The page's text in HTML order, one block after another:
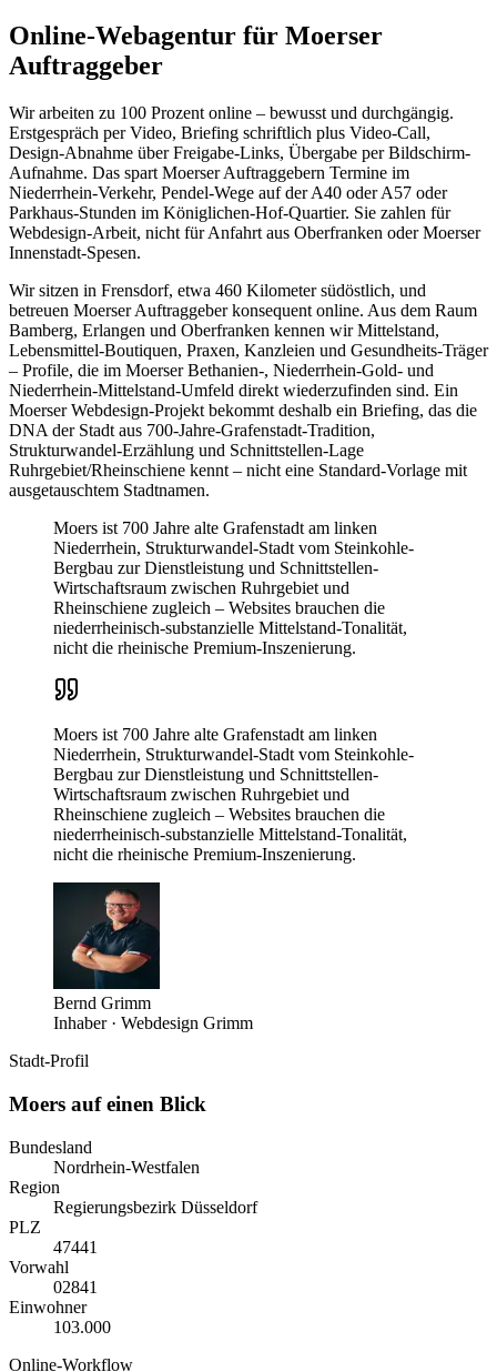
Online-Webagentur für Moerser
Auftraggeber
Wir arbeiten zu 100 Prozent online – bewusst und durchgängig.
Erstgespräch per Video, Briefing schriftlich plus Video-Call,
Design-Abnahme über Freigabe-Links, Übergabe per Bildschirm-
Aufnahme. Das spart Moerser Auftraggebern Termine im
Niederrhein-Verkehr, Pendel-Wege auf der A40 oder A57 oder
Parkhaus-Stunden im Königlichen-Hof-Quartier. Sie zahlen für
Webdesign-Arbeit, nicht für Anfahrt aus Oberfranken oder Moerser
Innenstadt-Spesen.
Wir sitzen in Frensdorf, etwa 460 Kilometer südöstlich, und
betreuen Moerser Auftraggeber konsequent online. Aus dem Raum
Bamberg, Erlangen und Oberfranken kennen wir Mittelstand,
Lebensmittel-Boutiquen, Praxen, Kanzleien und Gesundheits-Träger
– Profile, die im Moerser Bethanien-, Niederrhein-Gold- und
Niederrhein-Mittelstand-Umfeld direkt wiederzufinden sind. Ein
Moerser Webdesign-Projekt bekommt deshalb ein Briefing, das die
DNA der Stadt aus 700-Jahre-Grafenstadt-Tradition,
Strukturwandel-Erzählung und Schnittstellen-Lage
Ruhrgebiet/Rheinschiene kennt – nicht eine Standard-Vorlage mit
ausgetauschtem Stadtnamen.
Moers ist 700 Jahre alte Grafenstadt am linken
Niederrhein, Strukturwandel-Stadt vom Steinkohle-
Bergbau zur Dienstleistung und Schnittstellen-
Wirtschaftsraum zwischen Ruhrgebiet und
Rheinschiene zugleich – Websites brauchen die
niederrheinisch-substanzielle Mittelstand-Tonalität,
nicht die rheinische Premium-Inszenierung.
Moers ist 700 Jahre alte Grafenstadt am linken
Niederrhein, Strukturwandel-Stadt vom Steinkohle-
Bergbau zur Dienstleistung und Schnittstellen-
Wirtschaftsraum zwischen Ruhrgebiet und
Rheinschiene zugleich – Websites brauchen die
niederrheinisch-substanzielle Mittelstand-Tonalität,
nicht die rheinische Premium-Inszenierung.
Bernd Grimm
Inhaber · Webdesign Grimm
Stadt-Profil
Moers auf einen Blick
Bundesland
Nordrhein-Westfalen
Region
Regierungsbezirk Düsseldorf
PLZ
47441
Vorwahl
02841
Einwohner
103.000
Online-Workflow